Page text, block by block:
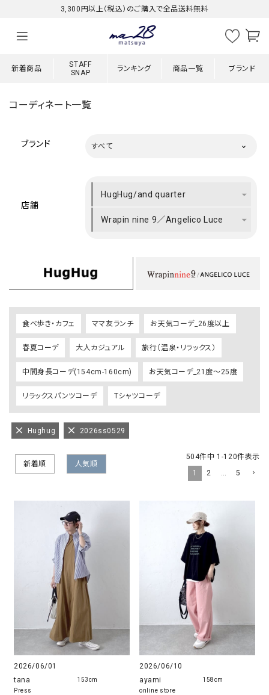
3,300円以上（税込）のご購入で全品送料無料
新着商品
STAFF
SNAP
ランキング 商品一覧 ブランド
コーディネート一覧
ブランド すべて
店舗
HugHug/and quarter
Wrapin nine 9／Angelico Luce
食べ歩き・カフェ ママ友ランチ お天気コーデ_26度以上
春夏コーデ 大人カジュアル 旅行（温泉・リラックス）
中間身長コーデ(154cm-160cm) お天気コーデ_21度～25度
リラックスパンツコーデ Tシャツコーデ
Hughug 2026ss0529
新着順 人気順
504件中 1 -120件表示
1
2 … 5
2026/06/01
tana
Press
153cm
2026/06/10
ayami
online store
158cm